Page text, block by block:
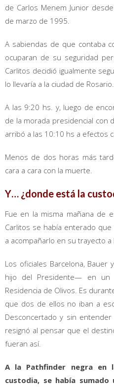
de Carlos Menem Junior
de marzo de 1995.
A sabiendas de que contaba
ocuparan de su seguridad
Carlitos decidió igualmente
lo llevaría a la ciudad de Rosario.
A las 9:20 hs. y, luego de
de la morada presidencial con
arribó a las 10:10 hs a efectos
Menos de dos horas más
cara a cara con la muerte.
Y… ¿donde está la
Fue en la misma mañana de
Carlitos se había enterado
a acompañarlo en su trayecto a
Los oficiales Barcelona,
hijo del Presidente— en un
Residencia de Olivos. Es
que dos de ellos no iban a
Desconcertado y sin
resignó al pensar que el
fueran así.
A la Pathfinder negra en
custodia, se había